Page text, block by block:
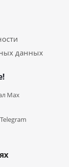
данных
Max